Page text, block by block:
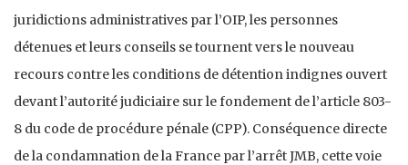
juridictions administratives par l’OIP, les personnes
détenues et leurs conseils se tournent vers le nouveau
recours contre les conditions de détention indignes ouvert
devant l’autorité judiciaire sur le fondement de l’article 803-
8 du code de procédure pénale (CPP). Conséquence directe
de la condamnation de la France par l’arrêt JMB, cette voie